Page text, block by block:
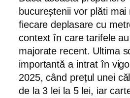
bucureștenii vor plăti mai
fiecare deplasare cu
context în care tarifele
majorate recent. Ultima
importantă a intrat în
2025, când prețul unei
de la 3 lei la 5 lei, iar